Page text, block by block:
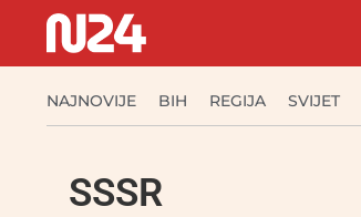
NAJNOVIJE BIH REGIJA SVIJET
SSSR